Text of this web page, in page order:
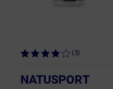
(3)
NATUSPORT